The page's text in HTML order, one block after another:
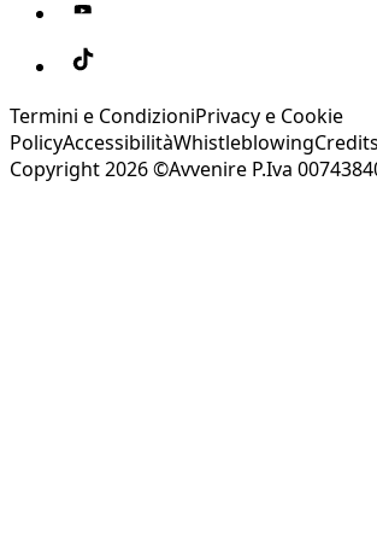
Termini e CondizioniPrivacy e Cookie
PolicyAccessibilitàWhistleblowingCredits
Copyright 2026 ©Avvenire P.Iva